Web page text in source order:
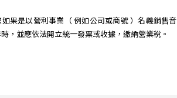
果是以營利事業（ 例如公司或商號 ）名義銷售
，並應依法開立統一發票或收據，繳納營業稅。